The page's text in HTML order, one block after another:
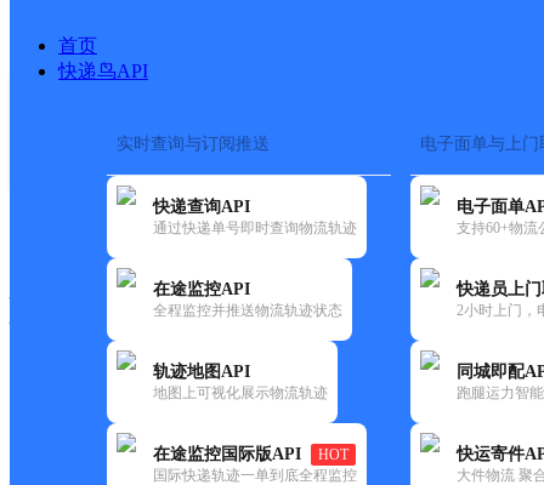
首页
快递鸟API
实时查询与订阅推送
快递查询API
通过快递单号即时查询物流轨迹
在途监控API
全程监控并推送物流轨迹状态
轨迹地图API
地图上可视化展示物流轨迹
在途监控国际版API
HOT
国际快递轨迹一单到底全程监控
电子面单与上门
电子面单
支持60+物流
快递员上
2小时上门，
同城即配
跑腿运力智
快运寄件
大件物流 聚
快运大全 快递时效
德邦
乐至县通旅镇合作点ID15383